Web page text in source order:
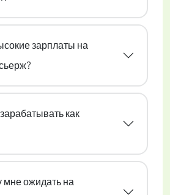
зарплаты на
как
мне ожидать на